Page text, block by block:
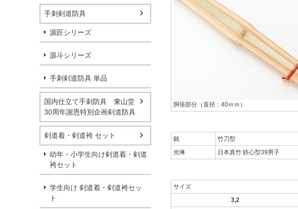
手刺剣道防具
源匠シリーズ
源斗シリーズ
手刺剣道防具 単品
国内仕立て手刺防具 東山堂
30周年謝恩特別企画剣道防具
剣道着・剣道袴 セット
幼年・小学生向け剣道着・剣道
袴セット
学生向け 剣道着・剣道袴セッ
ト
胴張部分（直径：40ｍｍ）
銘 竹刀型
光琳
日本真竹 鉄心型39男子
サイズ
3,2